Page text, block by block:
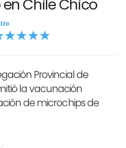
Chile Chico
Provincial de
la vacunación
de microchips de